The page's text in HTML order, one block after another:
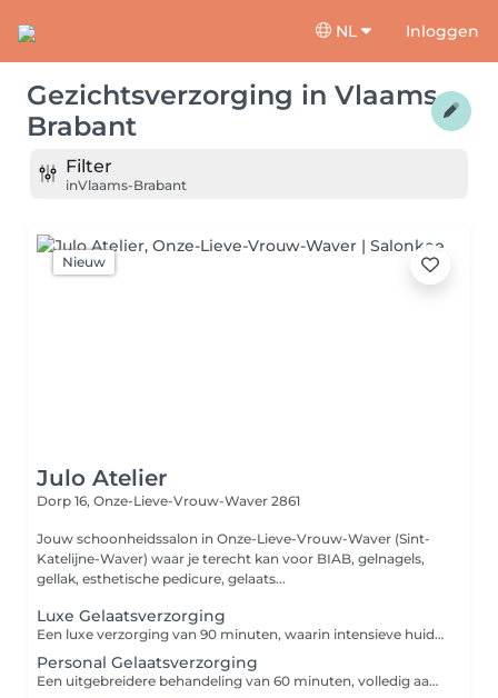
NL Inloggen
Gezichtsverzorging in Vlaams-
Brabant
Filter
inVlaams-Brabant
Nieuw
Julo Atelier
Dorp 16, Onze-Lieve-Vrouw-Waver 2861
Jouw schoonheidssalon in Onze-Lieve-Vrouw-Waver (Sint-
Katelijne-Waver) waar je terecht kan voor BIAB, gelnagels,
gellak, esthetische pedicure, gelaats...
Luxe Gelaatsverzorging
Een luxe verzorging van 90 minuten, waarin intensieve huidverbetering en pure wellness samenkomen. Deze behandeling kan worden aangevuld met extra's zoals speciale serums, een oogverzorging, een uitgebreide massage of geavanceerde technieken.
Personal Gelaatsverzorging
Een uitgebreidere behandeling van 60 minuten, volledig aangepast aan jouw specifieke huidbehoeften. Inclusief meerdere verzorgingsstappen zoals een dieptereiniging, peeling, masker en een ontspannende massage.